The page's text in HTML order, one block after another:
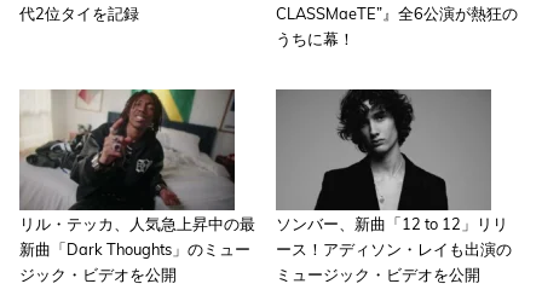
代2位タイを記録
CLASSMaeTE”』全6公演が熱狂の
うちに幕！
リル・テッカ、人気急上昇中の最
新曲「Dark Thoughts」のミュー
ジック・ビデオを公開
ソンバー、新曲「12 to 12」リリ
ース！アディソン・レイも出演の
ミュージック・ビデオを公開